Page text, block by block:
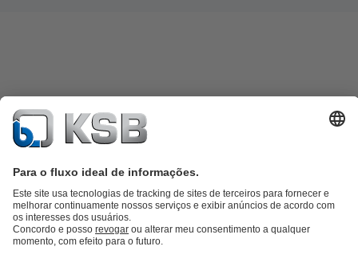
Catálogo de produtosKSB SupremeServ: peças sobressalentesKSB
SupremeServ: assistência premium para bombas e válvulasCarrinho
de comprasFerramentas